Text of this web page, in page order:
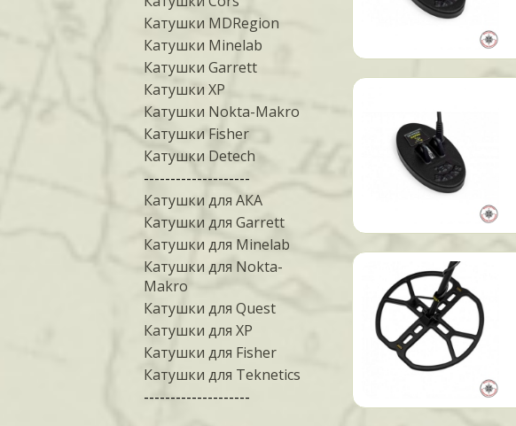
Катушки MDRegion
Катушки Minelab
Катушки Garrett
Катушки XP
Катушки Nokta-Makro
Катушки Fisher
Катушки Detech
--------------------
Катушки для АКА
Катушки для Garrett
Катушки для Minelab
Катушки для Nokta-
Makro
Катушки для Quest
Катушки для XP
Катушки для Fisher
Катушки для Teknetics
--------------------